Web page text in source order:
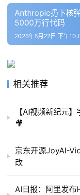
Anthropic扔下核
5000万行代码
2026年6月22日 下午
相关推荐
【AI视频新纪元
🎥
京东开源JoyAI-
改
AI日报：阿里发布